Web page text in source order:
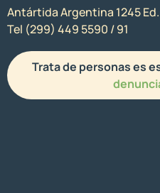
Antártida Argentina 1245
Tel (299) 449 5590 / 91
Trata de personas es